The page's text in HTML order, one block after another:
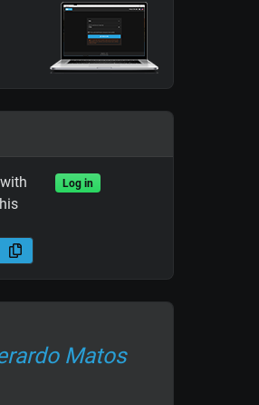
Log in
Matos